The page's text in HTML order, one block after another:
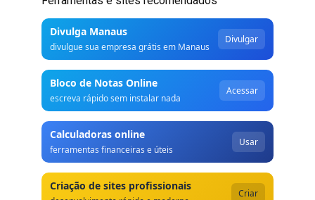
Divulga Manaus
divulgue sua empresa grátis em Manaus
Divulgar
Bloco de Notas Online
escreva rápido sem instalar nada
Acessar
Calculadoras online
ferramentas financeiras e úteis
Usar
Criação de sites profissionais
Criar